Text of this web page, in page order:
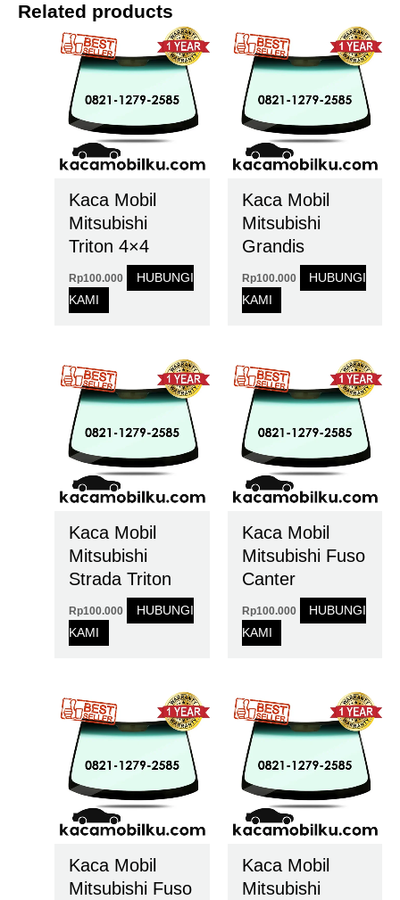
Related products
Kaca Mobil
Mitsubishi
Triton 4×4
Rp100.000
HUBUNGI
KAMI
Kaca Mobil
Mitsubishi
Grandis
Rp100.000
HUBUNGI
KAMI
Kaca Mobil
Mitsubishi
Strada Triton
Rp100.000
HUBUNGI
KAMI
Kaca Mobil
Mitsubishi Fuso
Canter
Rp100.000
HUBUNGI
KAMI
Kaca Mobil
Mitsubishi Fuso
Kaca Mobil
Mitsubishi